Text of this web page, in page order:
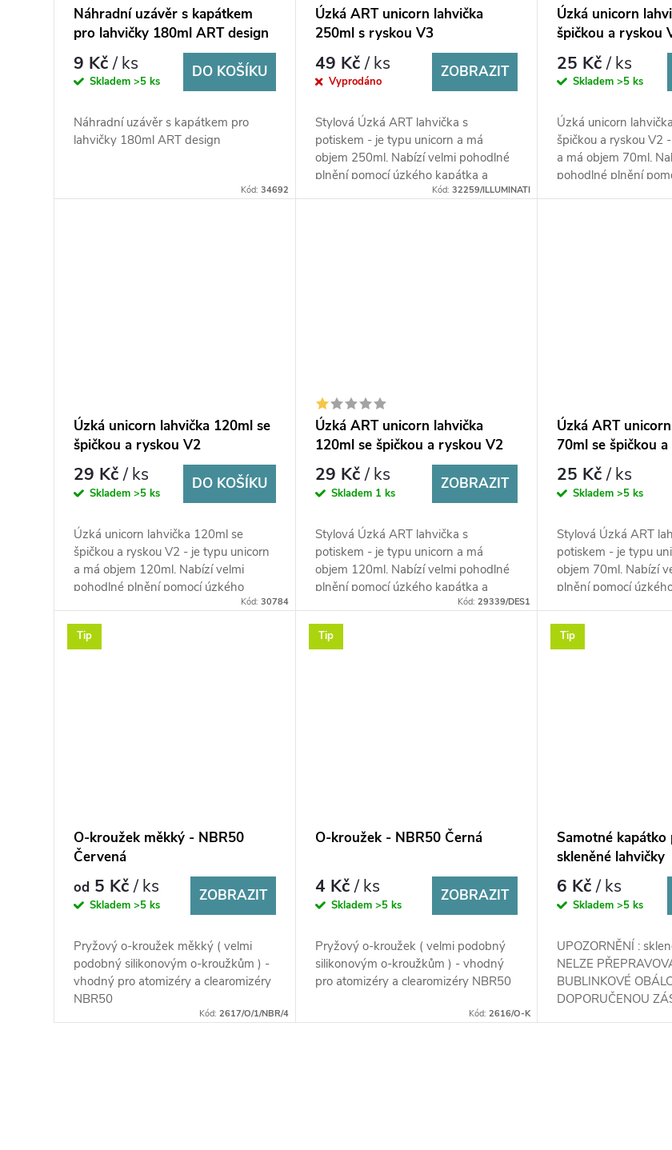
Náhradní uzávěr s kapátkem
pro lahvičky 180ml ART design
9 Kč/ ks
Skladem>5 ks
DO KOŠÍKU
Náhradní uzávěr s kapátkem pro
lahvičky 180ml ART design
Kód:34692
Úzká ART unicorn lahvička
250ml s ryskou V3
49 Kč/ ks
Vyprodáno
ZOBRAZIT
Stylová Úzká ART lahvička s
potiskem - je typu unicorn a má
objem 250ml. Nabízí velmi pohodlné
plnění pomocí úzkého kapátka a
snadné míchání náplní díky rysce,...
Kód:32259/ILLUMINATI
Úzká unicorn
špičkou a ryskou
25 Kč/ ks
Skladem>5 ks
Úzká unicorn
špičkou a ryskou V2
a má objem 70ml.
pohodlné plnění
kapátka a snadné
Úzká unicorn lahvička 120ml se
špičkou a ryskou V2
29 Kč/ ks
Skladem>5 ks
DO KOŠÍKU
Úzká unicorn lahvička 120ml se
špičkou a ryskou V2 - je typu unicorn
a má objem 120ml. Nabízí velmi
pohodlné plnění pomocí úzkého
kapátka a snadné míchání náplní
díky...
Kód:30784
Úzká ART unicorn lahvička
120ml se špičkou a ryskou V2
29 Kč/ ks
Skladem 1 ks
ZOBRAZIT
Stylová Úzká ART lahvička s
potiskem - je typu unicorn a má
objem 120ml. Nabízí velmi pohodlné
plnění pomocí úzkého kapátka a
snadné míchání náplní díky rysce,
která...
Kód:29339/DES1
Úzká ART
70ml se špičkou
25 Kč/ ks
Skladem>5 ks
Stylová Úzká ART
potiskem - je typu
objem 70ml. Nabízí
plnění pomocí
snadné míchání
která je...
Tip
O-kroužek měkký - NBR50
Červená
od 5 Kč/ ks
Skladem>5 ks
ZOBRAZIT
Pryžový o-kroužek měkký ( velmi
podobný silikonovým o-kroužkům ) -
vhodný pro atomizéry a clearomizéry
NBR50
Kód:2617/O/1/NBR/4
Tip
O-kroužek - NBR50 Černá
4 Kč/ ks
Skladem>5 ks
ZOBRAZIT
Pryžový o-kroužek ( velmi podobný
silikonovým o-kroužkům ) - vhodný
pro atomizéry a clearomizéry NBR50
Kód:2616/O-K
Tip
Samotné
skleněné lahvičky
6 Kč/ ks
Skladem>5 ks
UPOZORNĚNÍ :
NELZE
BUBLINKOVÉ
DOPORUČENOU